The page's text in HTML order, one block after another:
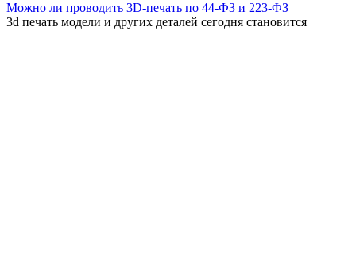
Можно ли проводить 3D-печать по 44-ФЗ и 223-ФЗ
3d печать модели и других деталей сегодня становится